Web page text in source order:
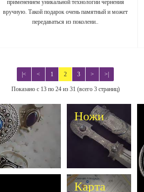
применением уникальной технологии чернения
вручную. Такой подарок очень памятный и может
передаваться из поколени..
|< < 1 2 3 > >|
Показано с 13 по 24 из 31 (всего 3 страниц)
Ножи
Карта